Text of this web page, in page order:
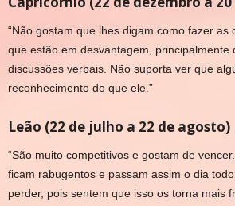
“Não gostam que lhes digam como fazer as
que estão em desvantagem, principalmente
discussões verbais. Não suporta ver que
reconhecimento do que ele.”
Leão (22 de julho a 22 de agosto)
“São muito competitivos e gostam de
ficam rabugentos e passam assim o dia
perder, pois sentem que isso os torna mais